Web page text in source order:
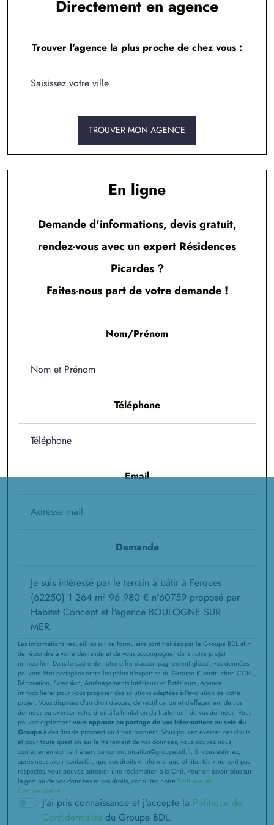
1 TERRAIN CONSTRUCTIBLE
1 TERRAIN CONSTRUCTIBLE
(62850)
2 TERRAINS CONSTRUCTIBLES
Saint-Léonard(62360)
1 TERRAIN CONSTRUCTIBLE
Sangatte(62231)
(62720)
2 TERRAINS CONSTRUCTIBLES
Wimille(62126)
Directement en agence
Trouver l'agence la plus proche de chez vous :
TROUVER MON AGENCE
En ligne
Demande d'informations, devis gratuit,
rendez-vous avec un expert Résidences
Picardes ?
Faites-nous part de votre demande !
Nom/Prénom
Téléphone
Email
Demande
Les informations recueillies sur ce formulaire sont traitées par le Groupe BDL afin
de répondre à votre demande et de vous accompagner dans votre projet
immobilier. Dans le cadre de notre offre d'accompagnement global, vos données
peuvent être partagées entre les pôles d'expertise du Groupe (Construction CCMI,
Rénovation, Extension, Aménagements Intérieurs et Extérieurs, Agence
immobilière) pour vous proposer des solutions adaptées à l'évolution de votre
projet. Vous disposez d'un droit d'accès, de rectification et d'effacement de vos
données ou exercer votre droit à la limitation du traitement de vos données. Vous
pouvez égalementvous opposer au partage de vos informations au sein du
Groupeà des fins de prospection à tout moment. Vous pouvez exercer ces droits
et pour toute question sur le traitement de vos données, vous pouvez nous
contacter en écrivant à service communication@groupebdl.fr. Si vous estimez,
après nous avoir contactés, que vos droits « informatique et libertés » ne sont pas
respectés, vous pouvez adresser une réclamation à la Cnil. Pour en savoir plus sur
la gestion de vos données et vos droits, consultez notre Politique de
Confidentialité.
J'ai pris connaissance et j'accepte la Politique de
Confidentialité du Groupe BDL.